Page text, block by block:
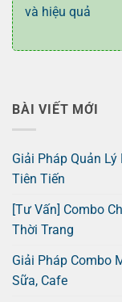
và hiệu quả
BÀI VIẾT MỚI
Giải Pháp Quản
Tiên Tiến
[Tư Vấn] Combo
Thời Trang
Giải Pháp Combo
Sữa, Cafe